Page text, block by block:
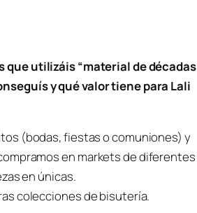
que utilizáis “material de décadas
y qué valor tiene para Lali
(bodas, fiestas o comuniones) y
en markets de diferentes
en únicas.
colecciones de bisutería.